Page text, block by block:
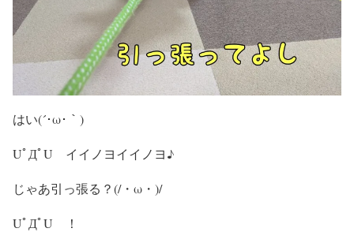
はい(´･ω･｀)
UﾟДﾟU イイノヨイイノヨ♪
じゃあ引っ張る？(/・ω・)/
UﾟДﾟU ！